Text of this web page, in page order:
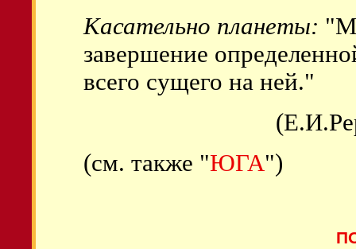
Касательно планеты:
завершение
всего сущего на ней."
(см. также "ЮГА")